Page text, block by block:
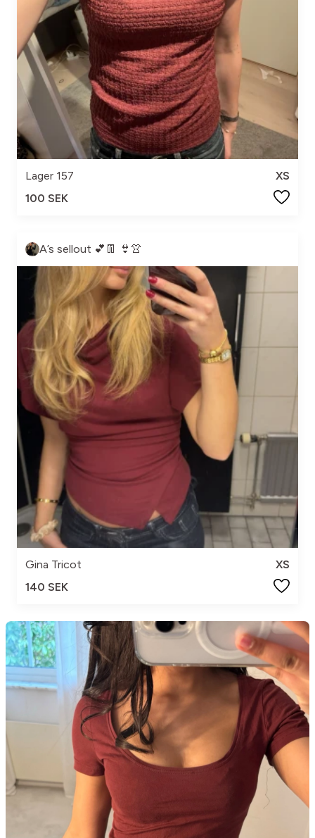
Lager 157
XS
100 SEK
A’s sellout 💕👖 👙👚
Gina Tricot
XS
140 SEK